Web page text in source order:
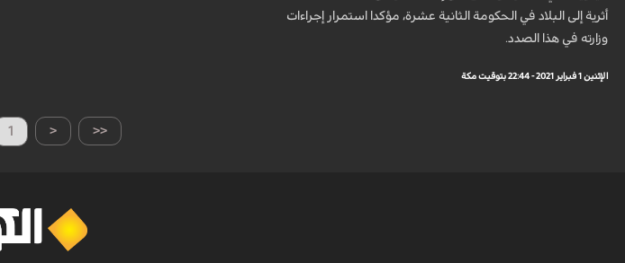
أثرية إلى البلاد في الحكومة الثانية عشرة، مؤكدا استمرار إجراءات
وزارته في هذا الصدد.
الإثنين 1 فبراير 2021 - 22:44 بتوقيت مكة
1 < <<